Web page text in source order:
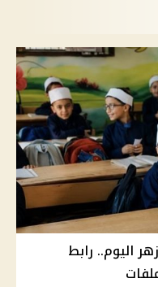
اليوم.. رابط